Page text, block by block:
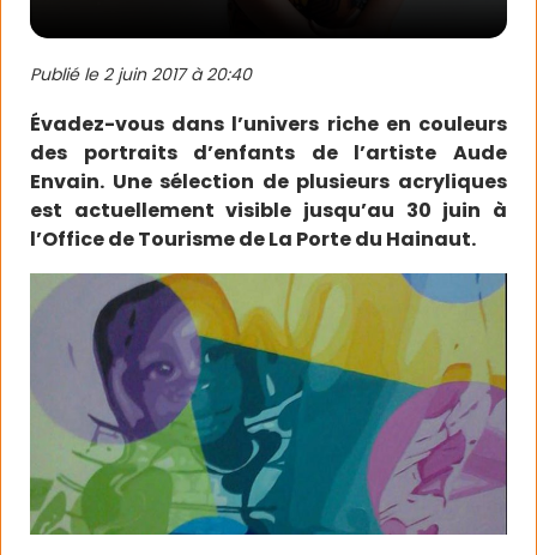
Publié le2 juin 2017 à 20:40
Évadez-vous dans l’univers riche en couleurs
des portraits d’enfants de l’artiste Aude
Envain. Une sélection de plusieurs acryliques
est actuellement visible jusqu’au 30 juin à
l’Office de Tourisme de La Porte du Hainaut.